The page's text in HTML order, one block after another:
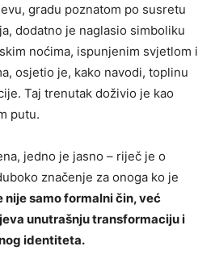
gradu poznatom po susretu
dodatno je naglasio simboliku
noćima, ispunjenim svjetlom i
osjetio je, kako navodi, toplinu
Taj trenutak doživio je kao
putu.
jedno je jasno – riječ je o
značenje za onoga ko je
nije samo formalni čin, već
unutrašnju transformaciju i
identiteta.